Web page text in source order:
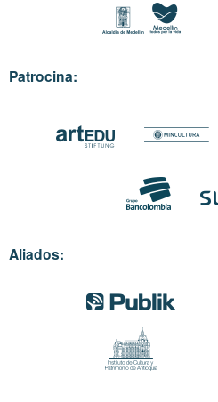
Patrocina:
Aliados: